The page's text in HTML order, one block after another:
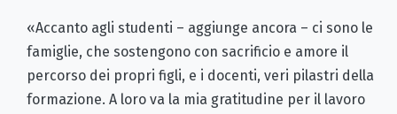
«Accanto agli studenti – aggiunge ancora – ci sono le
famiglie, che sostengono con sacrificio e amore il
percorso dei propri figli, e i docenti, veri pilastri della
formazione. A loro va la mia gratitudine per il lavoro